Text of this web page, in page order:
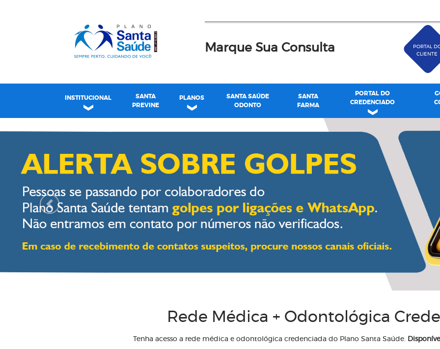
Marque Sua Consulta
PORTAL
CLIENTE
INSTITUCIONAL
SANTA
PREVINE
PLANOS
SANTA SAÚDE
ODONTO
SANTA
FARMA
PORTAL DO
CREDENCIADO
Plano Santa Casa Saúde
Previous
Rede Médica + Odontológica